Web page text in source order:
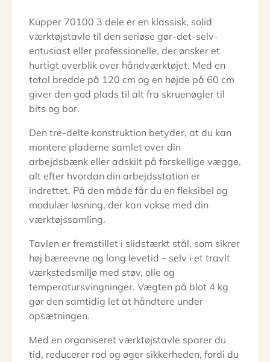
Küpper 70100 3 dele er en klassisk, solid
værktøjstavle til den seriøse gør-det-selv-
entusiast eller professionelle, der ønsker et
hurtigt overblik over håndværktøjet. Med en
total bredde på 120 cm og en højde på 60 cm
giver den god plads til alt fra skruenøgler til
bits og bor.
Den tre-delte konstruktion betyder, at du kan
montere pladerne samlet over din
arbejdsbænk eller adskilt på forskellige vægge,
alt efter hvordan din arbejdsstation er
indrettet. På den måde får du en fleksibel og
modulær løsning, der kan vokse med din
værktøjssamling.
Tavlen er fremstillet i slidstærkt stål, som sikrer
høj bæreevne og lang levetid – selv i et travlt
værkstedsmiljø med støv, olie og
temperatursvingninger. Vægten på blot 4 kg
gør den samtidig let at håndtere under
opsætningen.
Med en organiseret værktøjstavle sparer du
tid, reducerer rod og øger sikkerheden, fordi du